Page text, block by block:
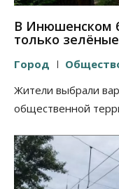
В Инюшенском
только
Город
Жители выбрали
общественной